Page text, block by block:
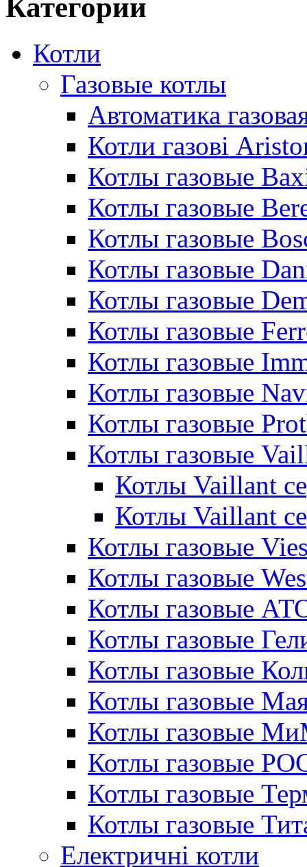
Категории
Котли
Газовые котлы
Автоматика
Котли газові
Котлы газовые
Котлы газовые
Котлы газовые
Котлы газовые
Котлы газовые
Котлы газовые
Котлы газовые
Котлы газовые
Котлы газовые
Котлы газовые
Котлы Vaillant
Котлы Vaillant
Котлы газовые
Котлы газовые
Котлы газовые
Котлы газовые
Котлы газовые
Котлы газовые
Котлы газовые
Котлы газовые
Котлы газовые
Котлы газовые
Електричні котли